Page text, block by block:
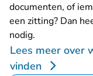
documenten, of
een zitting? Dan
nodig.
Lees meer over
vinden